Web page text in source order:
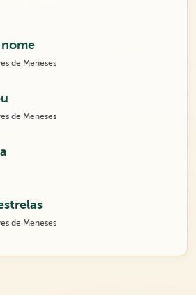
nome
de Meneses
de Meneses
de Meneses